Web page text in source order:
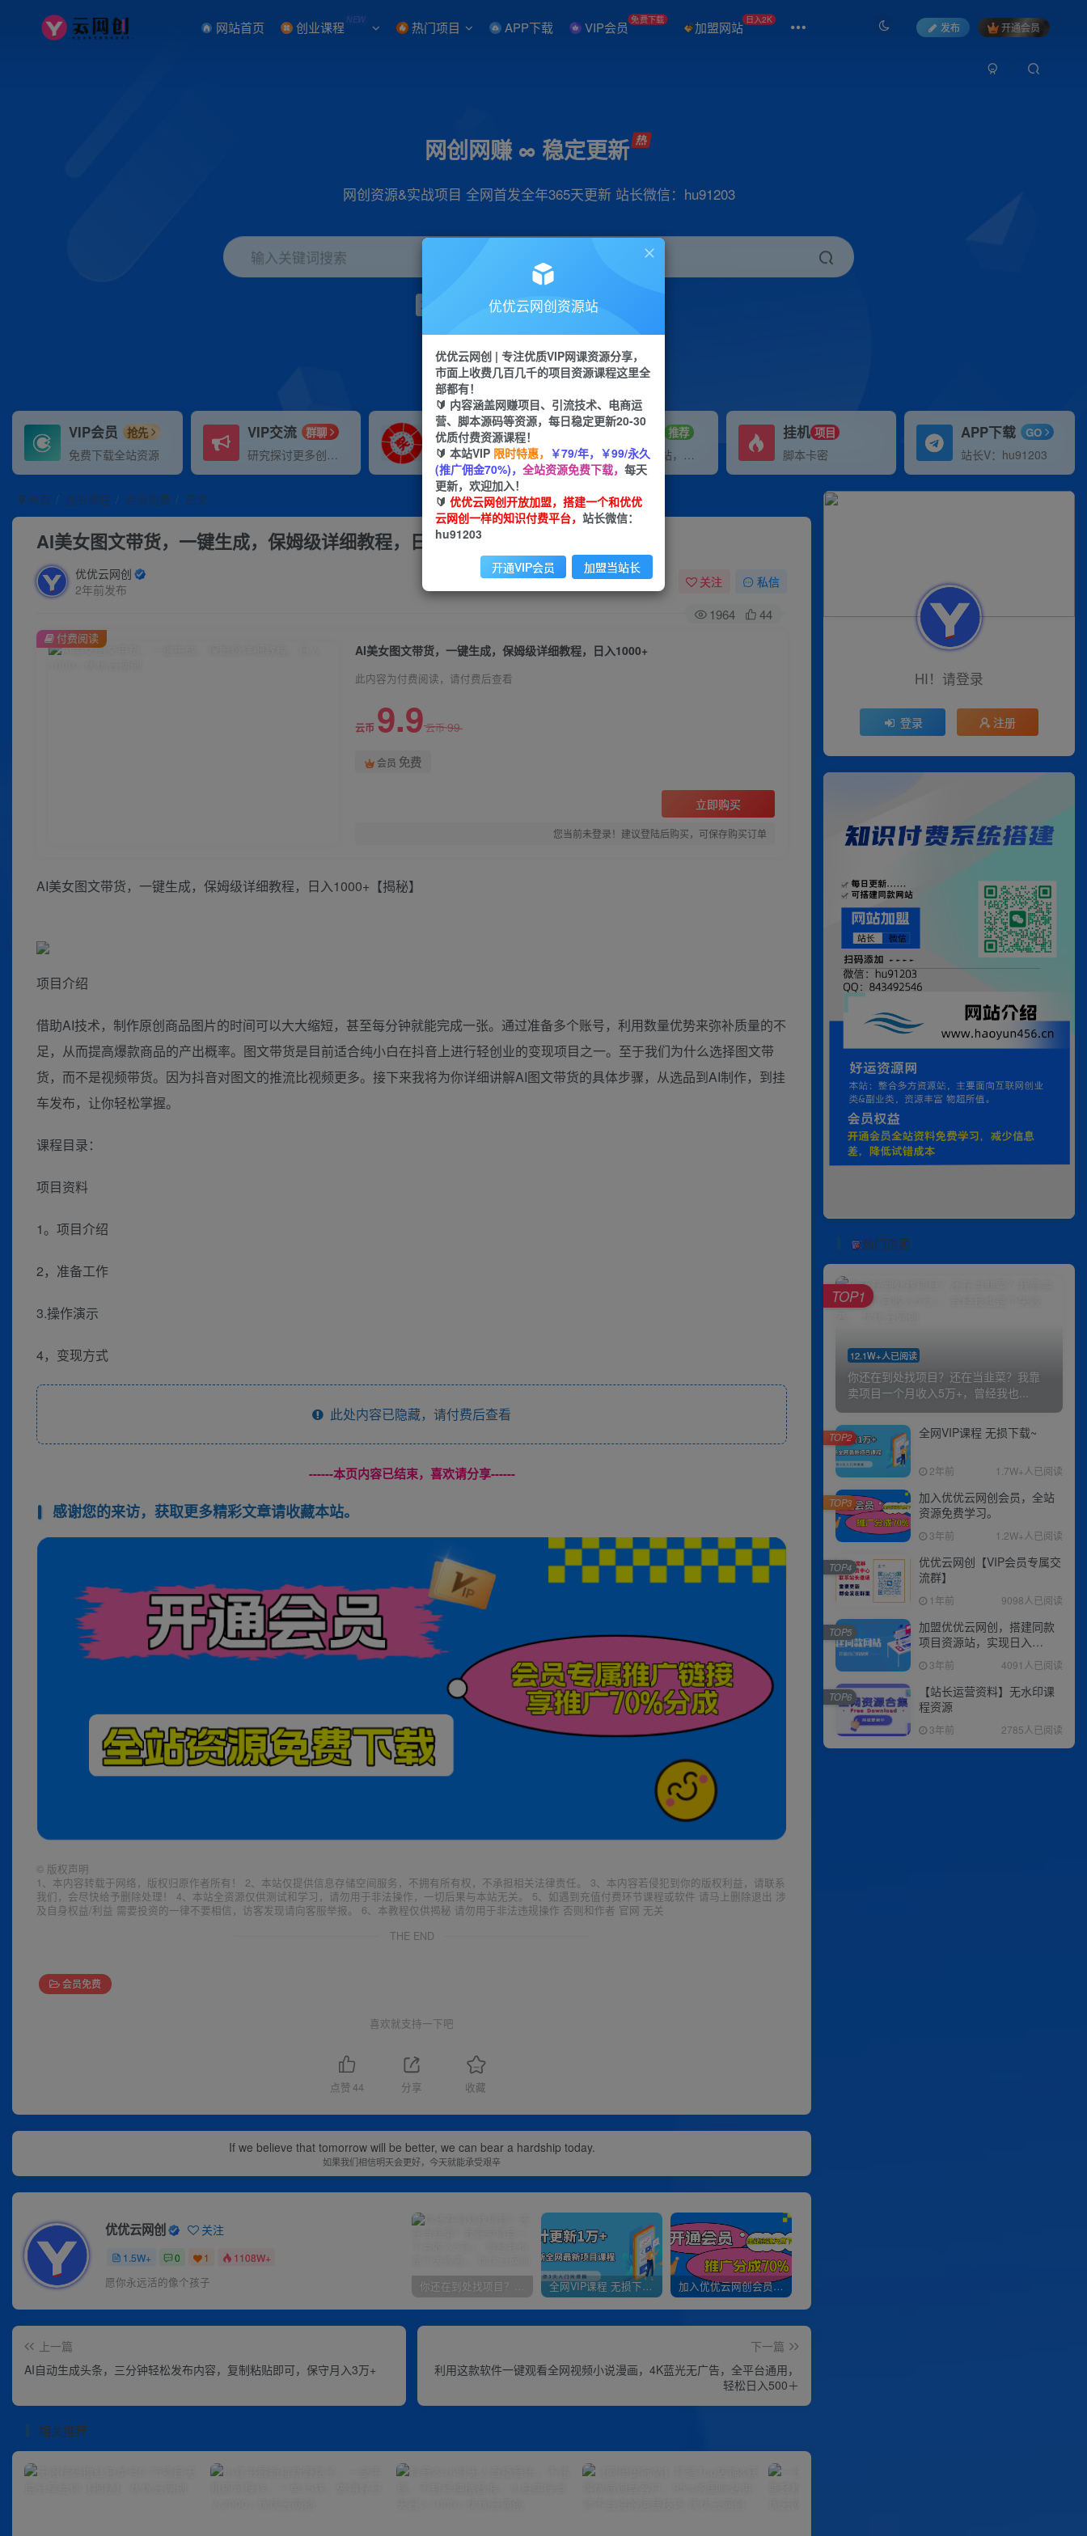
网站首页 创业课程 NEW 热门项目 APP下载 VIP会员 免费下载 加盟网站 日入2K
发布 开通会员
网创网赚 ∞ 稳定更新
网创资源&实战项目 全网首发全年365天更新 站长微信：hu91203
输入关键词搜索
项目 引流 小红书 短视频
VIP会员 抢先
免费下载全站资源
VIP交流 群聊
研究探讨更多创业项目路子。
VIP推广
70%分佣
会员专属推广链接
招募站长 推荐
搭建同款网站，自己当老板
挂机 项目
脚本卡密
APP下载 GO
站长V：hu91203
首页 创业课程 会员免费 正文
AI美女图文带货，一键生成，保姆级详细教程，日入1000+
优优云网创
2年前发布
关注 私信
1964 44
AI美女图文带货，一键生成，保姆级详细教程，日入1000+
此内容为付费阅读，请付费后查看
云币 9.9云币99
会员 免费
立即购买
您当前未登录！建议登陆后购买，可保存购买订单
付费阅读
AI美女图文带货，一键生成，保姆级详细教程，日入1000+【揭秘】
项目介绍
借助AI技术，制作原创商品图片的时间可以大大缩短，甚至每分钟就能完成一张。通过准备多个账号，利用数量优势来弥补质量的不
足，从而提高爆款商品的产出概率。图文带货是目前适合纯小白在抖音上进行轻创业的变现项目之一。至于我们为什么选择图文带
货，而不是视频带货。因为抖音对图文的推流比视频更多。接下来我将为你详细讲解AI图文带货的具体步骤，从选品到AI制作，到挂
车发布，让你轻松掌握。
课程目录：
项目资料
1。项目介绍
2，准备工作
3.操作演示
4，变现方式
此处内容已隐藏，请付费后查看
------本页内容已结束，喜欢请分享------
感谢您的来访，获取更多精彩文章请收藏本站。
© 版权声明
1、本内容转载于网络，版权归原作者所有！ 2、本站仅提供信息存储空间服务，不拥有所有权，不承担相关法律责任。 3、本内容若侵犯到你的版权利益，请联系
我们，会尽快给予删除处理！ 4、本站全资源仅供测试和学习，请勿用于非法操作，一切后果与本站无关。 5、如遇到充值付费环节课程或软件 请马上删除退出 涉
及自身权益/利益 需要投资的一律不要相信，访客发现请向客服举报。 6、本教程仅供揭秘 请勿用于非法违规操作 否则和作者 官网 无关
THE END
会员免费
喜欢就支持一下吧
点赞44 分享 收藏
If we believe that tomorrow will be better, we can bear a hardship today.
如果我们相信明天会更好，今天就能承受艰辛
优优云网创 关注
1.5W+ 0 1 1108W+
愿你永远活的像个孩子 你还在到处找项目？还在当韭菜？我靠卖项目一个月收入5万+，曾经我也是个失败者。 全网VIP课程 无损下载~ 加入优优云网创会员，全站资源免费学习。
上一篇
AI自动生成头条，三分钟轻松发布内容，复制粘贴即可，保守月入3万+
下一篇
利用这款软件一键观看全网视频小说漫画，4K蓝光无广告，全平台通用，
轻松日入500＋
相关推荐
HI！请登录
登录 注册
热门资源
12.1W+人已阅读
你还在到处找项目？还在当韭菜？我靠
卖项目一个月收入5万+，曾经我也...
TOP1
全网VIP课程 无损下载~
2年前 1.7W+人已阅读
TOP2
加入优优云网创会员，全站
资源免费学习。
3年前 1.2W+人已阅读
TOP3
优优云网创【VIP会员专属交
流群】
1年前 9098人已阅读
TOP4
加盟优优云网创，搭建同款
项目资源站，实现日入
2000+
3年前 4091人已阅读
TOP5
【站长运营资料】无水印课
程资源
3年前 2785人已阅读
TOP6
优优云网创资源站
优优云网创 | 专注优质VIP网课资源分享，
市面上收费几百几千的项目资源课程这里全
部都有！
🔰 内容涵盖网赚项目、引流技术、电商运
营、脚本源码等资源，每日稳定更新20-30
优质付费资源课程！
🔰 本站VIP 限时特惠， ￥79/年，￥99/永久
(推广佣金70%)， 全站资源免费下载， 每天
更新，欢迎加入！
🔰 优优云网创开放加盟，搭建一个和优优
云网创一样的知识付费平台， 站长微信：
hu91203
开通VIP会员 加盟当站长